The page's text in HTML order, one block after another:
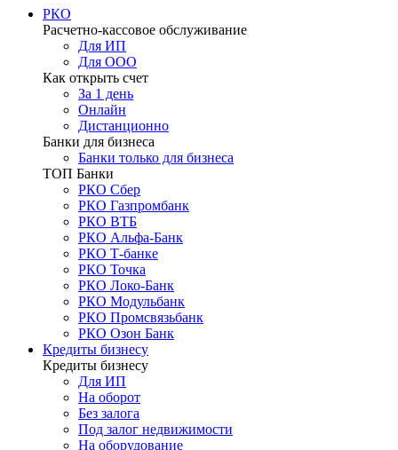
РКО
Расчетно-кассовое обслуживание
Для ИП
Для ООО
Как открыть счет
За 1 день
Онлайн
Дистанционно
Банки для бизнеса
Банки только для бизнеса
ТОП Банки
РКО Сбер
РКО Газпромбанк
РКО ВТБ
РКО Альфа-Банк
РКО Т-банке
РКО Точка
РКО Локо-Банк
РКО Модульбанк
РКО Промсвязьбанк
РКО Озон Банк
Кредиты бизнесу
Кредиты бизнесу
Для ИП
На оборот
Без залога
Под залог недвижимости
На оборудование